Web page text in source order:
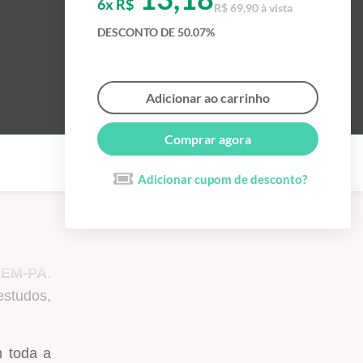
PA.
toda a
6x R$
R$ 69,90 à vista
DESCONTO DE 50.07%
Adicionar ao carrinho
Comprar agora
Adicionar cupom de desconto?